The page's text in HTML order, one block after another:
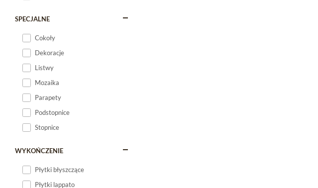
SPECJALNE
Cokoły
Dekoracje
Listwy
Mozaika
Parapety
Podstopnice
Stopnice
WYKOŃCZENIE
Płytki błyszczące
Płytki lappato